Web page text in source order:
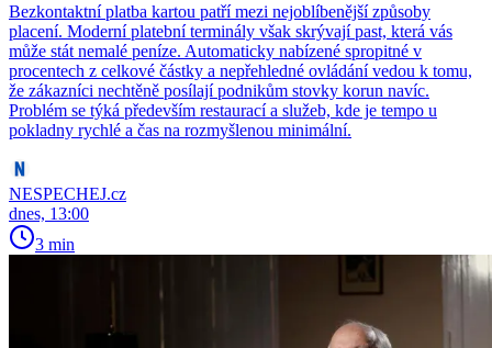
Bezkontaktní platba kartou patří mezi nejoblíbenější způsoby
placení. Moderní platební terminály však skrývají past, která vás
může stát nemalé peníze. Automaticky nabízené spropitné v
procentech z celkové částky a nepřehledné ovládání vedou k tomu,
že zákazníci nechtěně posílají podnikům stovky korun navíc.
Problém se týká především restaurací a služeb, kde je tempo u
pokladny rychlé a čas na rozmyšlenou minimální.
NESPECHEJ.cz
dnes, 13:00
3 min